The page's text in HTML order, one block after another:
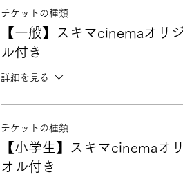
チケットの種類
【一般】スキマcinemaオリ
ル付き
詳細を見る
チケットの種類
【小学生】スキマcinemaオ
オル付き